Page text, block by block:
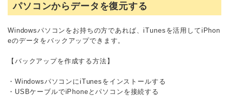
パソコンからデータを復元する
Windowsパソコンをお持ちの方であれば、iTunesを活用してiPhon
eのデータをバックアップできます。
【バックアップを作成する方法】
・WindowsパソコンにiTunesをインストールする
・USBケーブルでiPhoneとパソコンを接続する